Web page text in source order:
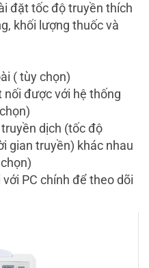
đặt tốc độ truyền thích
khối lượng thuốc và
( tùy chọn)
nối được với hệ thống
dịch (tốc độ
gian truyền) khác nhau
PC chính để theo dõi